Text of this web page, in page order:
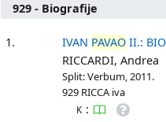
929 - Biografije
1. IVAN PAVAO II.:
RICCARDI, Andrea
Split: Verbum, 2011.
929 RICCA iva
K :